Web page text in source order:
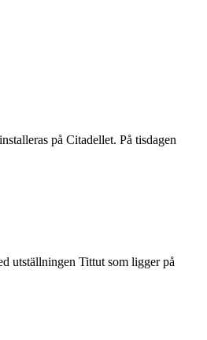
på Citadellet. På tisdagen
utställningen Tittut som ligger på